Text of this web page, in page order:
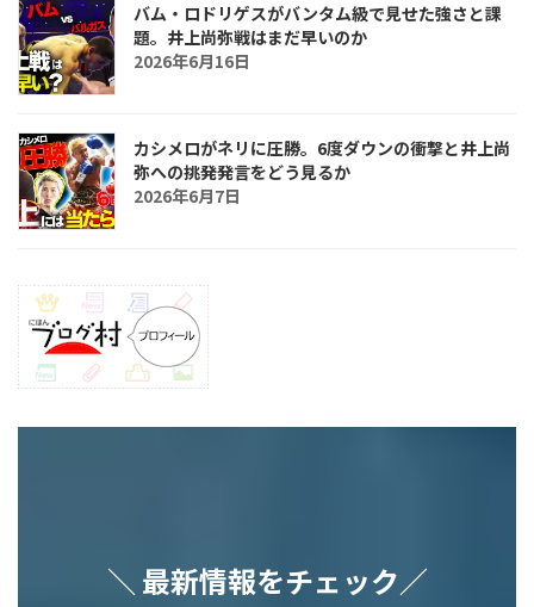
バム・ロドリゲスがバンタム級で見せた強さと課
題。井上尚弥戦はまだ早いのか
2026年6月16日
カシメロがネリに圧勝。6度ダウンの衝撃と井上尚
弥への挑発発言をどう見るか
2026年6月7日
＼ 最新情報をチェック／